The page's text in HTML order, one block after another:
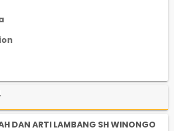
DAN ARTI LAMBANG SH WINONGO